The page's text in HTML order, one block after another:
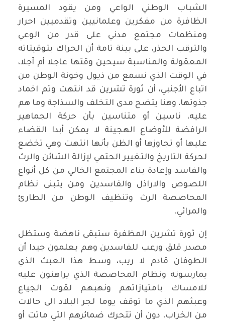
الشباب الوطني الواعي ومن يقود المسيرة
الظافرة من مفكرين وعلمانيين وتقدميين احرار
ومنظمات مجتمع مدني على قدر من الوعي
والترقب الحذر، على بينة تامة أن الحراك بتوقيتاته
المعقولة والمناسبة سيحين وقتها عاجلا أم آجلا،
في الوقت الذي نسمع من ذيول وخونة الوطن من
اتباع الأجنبي، أن ثورة تشرين قد انتهت وتم اخماد
جذوتها، وهنا يتضح مدى التخلف والسذاجة وما هم
عليه، ناسين أو متناسين بأن حركة الجماهير
الرافضة للأوضاع الهجينة لا يمكن أبدا القضاء
عليها أو تجاوزها أو الظن بأنها انتهت وهي تخضع
لحركة التاريخ والتغيير الحتمي لإزالة الشائن والرث
والفاسد وإعادة بناء المجتمع الخالي من كل أنواع
اللصوص والاراذل والفاسدين ومن يتبنى نظام
المحاصصة الرث وتنظيف الوطن من الطارئ
والمرائي.
إن ثورة تشرين المظفرة ستبقى ناهضة وستظل
مصدر قلق ورعب للفاسدين وهم يعلمون جيدا أن
الطوفان قادم لا ريب، وسط هذا العبث الذي
يمارسونه ونظام المحاصصة الذي يراهنون عليه
للامساك بامتيازاتهم ونهبهم لقوت الجياع
وعبثهم الذي ما توقف يوما لجر البلاد الى حالات
من الخراب، دون أن تتحرك ضمائرهم التي ماتت أو